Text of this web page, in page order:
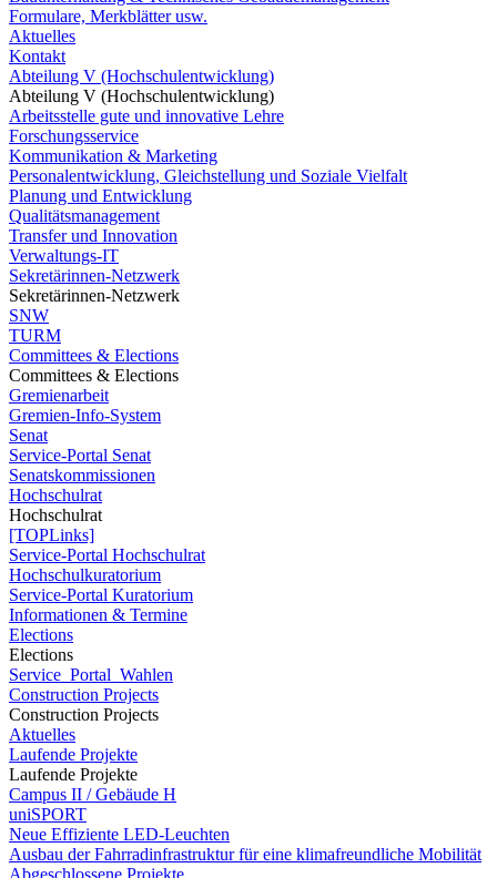
Formulare, Merkblätter usw.
Aktuelles
Kontakt
Abteilung V (Hochschulentwicklung)
Abteilung V (Hochschulentwicklung)
Arbeitsstelle gute und innovative Lehre
Forschungsservice
Kommunikation & Marketing
Personalentwicklung, Gleichstellung und Soziale Vielfalt
Planung und Entwicklung
Qualitätsmanagement
Transfer und Innovation
Verwaltungs-IT
Sekretärinnen-Netzwerk
Sekretärinnen-Netzwerk
SNW
TURM
Committees & Elections
Committees & Elections
Gremienarbeit
Gremien-Info-System
Senat
Service-Portal Senat
Senatskommissionen
Hochschulrat
Hochschulrat
[TOPLinks]
Service-Portal Hochschulrat
Hochschulkuratorium
Service-Portal Kuratorium
Informationen & Termine
Elections
Elections
Service_Portal_Wahlen
Construction Projects
Construction Projects
Aktuelles
Laufende Projekte
Laufende Projekte
Campus II / Gebäude H
uniSPORT
Neue Effiziente LED-Leuchten
Ausbau der Fahrradinfrastruktur für eine klimafreundliche Mobilität
Abgeschlossene Projekte